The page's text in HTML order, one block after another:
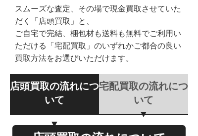
スムーズな査定、その場で現金買取させていた
だく「店頭買取」と、
ご自宅で完結、梱包材も送料も無料でご利用い
ただける「宅配買取」のいずれかご都合の良い
買取方法をお選びいただけます。
店頭買取の流れにつ
いて
宅配買取の流れにつ
いて